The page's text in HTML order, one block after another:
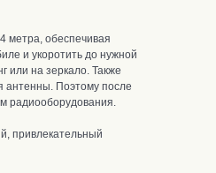
метра, обеспечивая
и укоротить до нужной
или на зеркало. Также
антенны. Поэтому после
радиооборудования.
привлекательный